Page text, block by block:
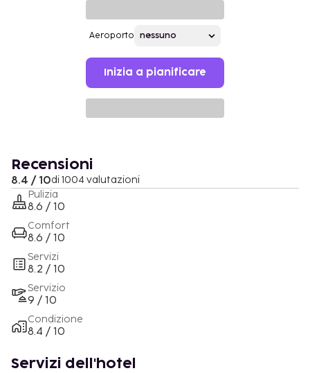
Aeroporto
Inizia a pianificare
Recensioni
8.4 / 10di 1004 valutazioni
Pulizia
8.6 / 10
Comfort
8.6 / 10
Servizi
8.2 / 10
Servizio
9 / 10
Condizione
8.4 / 10
Servizi dell'hotel